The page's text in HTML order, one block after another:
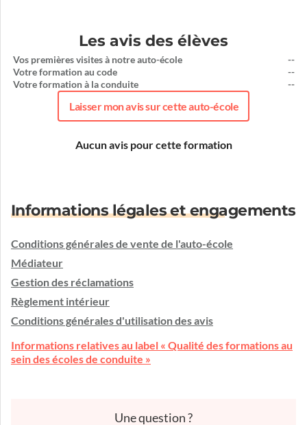
Les avis des élèves
Vos premières visites à notre auto-école
Votre formation au code
Votre formation à la conduite
--
--
--
Laisser mon avis sur cette auto-école
Aucun avis pour cette formation
Informations légales et engagements
Conditions générales de vente de l'auto-école
Médiateur
Gestion des réclamations
Règlement intérieur
Conditions générales d'utilisation des avis
Informations relatives au label « Qualité des formations au
sein des écoles de conduite »
Une question ?